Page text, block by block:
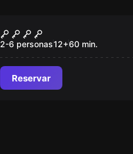
Nuevo
Mansion Murder
2-6 personas12+60 min.
Reservar